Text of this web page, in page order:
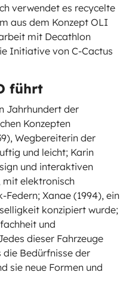
verwendet es recycelte
aus dem Konzept OLI
mit Decathlon
Initiative von C-Cactus
führt
Jahrhundert der
Konzepten
Wegbereiterin der
und leicht; Karin
und interaktiven
mit elektronisch
Xanae (1994), ein
konzipiert wurde;
und
dieser Fahrzeuge
Bedürfnisse der
sie neue Formen und